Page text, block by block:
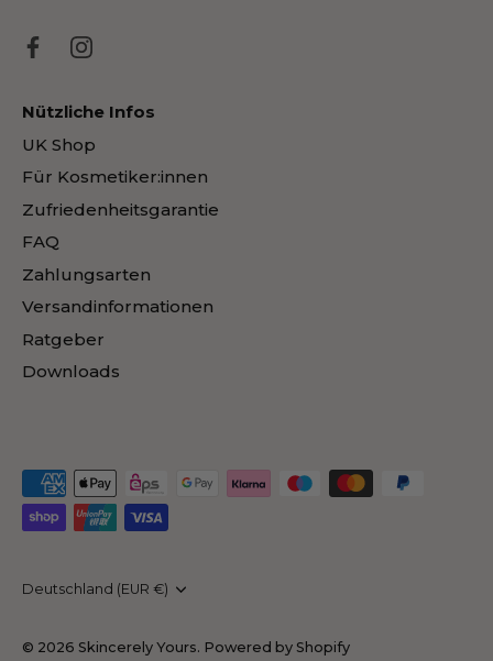
Nützliche Infos
UK Shop
Für Kosmetiker:innen
Zufriedenheitsgarantie
FAQ
Zahlungsarten
Versandinformationen
Ratgeber
Downloads
Währung
Deutschland (EUR €)
© 2026 Skincerely Yours. Powered by Shopify